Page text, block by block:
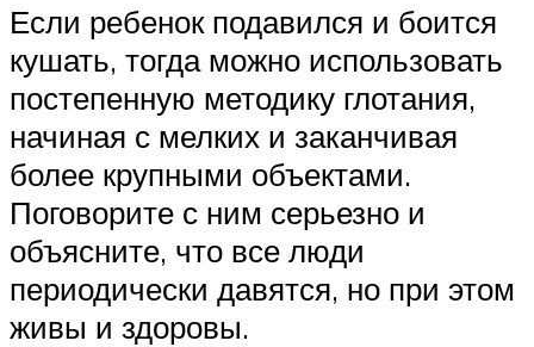
Если ребенок подавился и боится
кушать, тогда можно использовать
постепенную методику глотания,
начиная с мелких и заканчивая
более крупными объектами.
Поговорите с ним серьезно и
объясните, что все люди
периодически давятся, но при этом
живы и здоровы.